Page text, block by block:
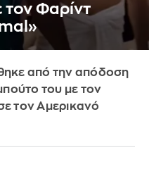
Φαρίντ
από την απόδοση
του με τον
τον Αμερικανό